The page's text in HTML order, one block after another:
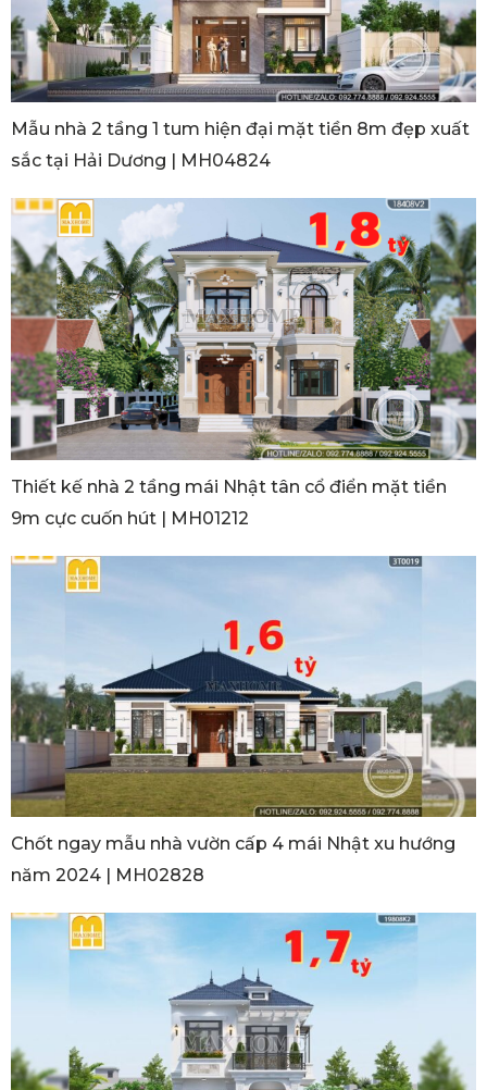
Mẫu nhà 2 tầng 1 tum hiện đại mặt tiền 8m đẹp xuất
sắc tại Hải Dương | MH04824
Thiết kế nhà 2 tầng mái Nhật tân cổ điển mặt tiền
9m cực cuốn hút | MH01212
Chốt ngay mẫu nhà vườn cấp 4 mái Nhật xu hướng
năm 2024 | MH02828